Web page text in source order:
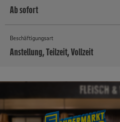
Ab sofort
Beschäftigungsart
Anstellung, Teilzeit, Vollzeit